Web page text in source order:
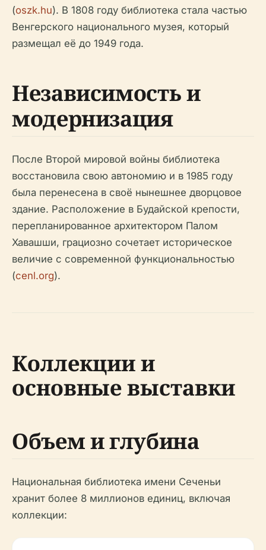
(oszk.hu). В 1808 году библиотека стала частью
Венгерского национального музея, который
размещал её до 1949 года.
Независимость и
модернизация
После Второй мировой войны библиотека
восстановила свою автономию и в 1985 году
была перенесена в своё нынешнее дворцовое
здание. Расположение в Будайской крепости,
перепланированное архитектором Палом
Хавашши, грациозно сочетает историческое
величие с современной функциональностью
(cenl.org).
Коллекции и
основные выставки
Объем и глубина
Национальная библиотека имени Сеченьи
хранит более 8 миллионов единиц, включая
коллекции: